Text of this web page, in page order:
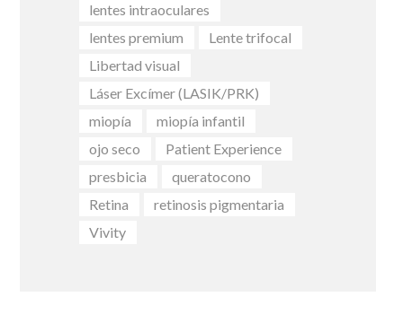
lentes intraoculares
lentes premium
Lente trifocal
Libertad visual
Láser Excímer (LASIK/PRK)
miopía
miopía infantil
ojo seco
Patient Experience
presbicia
queratocono
Retina
retinosis pigmentaria
Vivity